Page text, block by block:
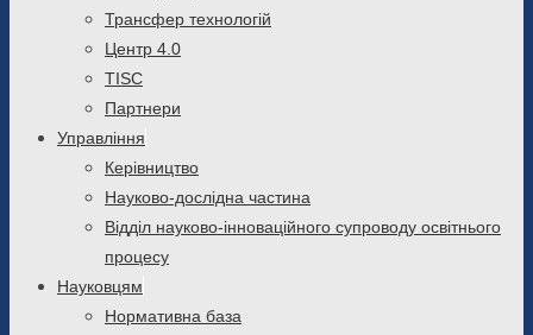
Трансфер технологій
Центр 4.0
TISC
Партнери
Управління
Керівництво
Науково-дослідна частина
Відділ науково-інноваційного супроводу освітнього
процесу
Науковцям
Нормативна база